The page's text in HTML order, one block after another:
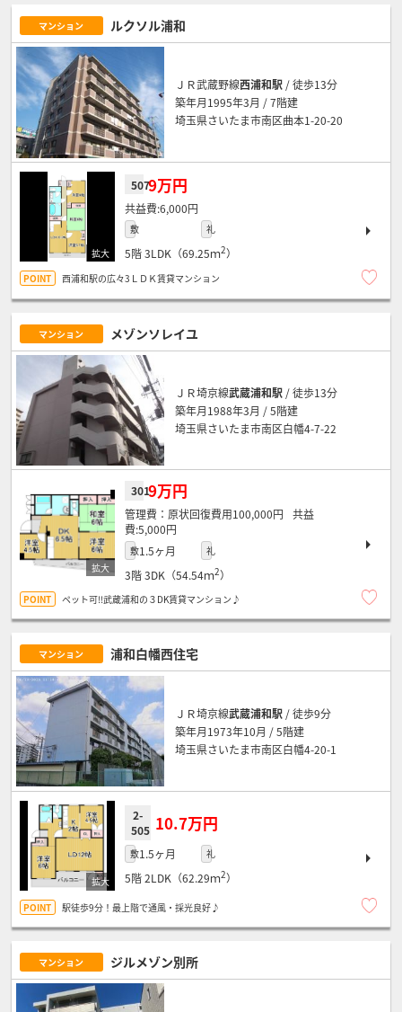
マンション ルクソル浦和
ＪＲ武蔵野線西浦和駅 / 徒歩13分
築年月1995年3月 / 7階建
埼玉県さいたま市南区曲本1-20-20
5079万円
6,000円
敷 礼
5階3LDK（69.25ｍ2）
西浦和駅の広々3ＬＤＫ賃貸マンション
マンション メゾンソレイユ
ＪＲ埼京線武蔵浦和駅 / 徒歩13分
築年月1988年3月 / 5階建
埼玉県さいたま市南区白幡4-7-22
3019万円
原状回復費用100,000円
5,000円
敷1.5ヶ月 礼
3階3DK（54.54ｍ2）
ペット可!!武蔵浦和の３DK賃貸マンション♪
マンション 浦和白幡西住宅
ＪＲ埼京線武蔵浦和駅 / 徒歩9分
築年月1973年10月 / 5階建
埼玉県さいたま市南区白幡4-20-1
2-
505 10.7万円
敷1.5ヶ月 礼
5階2LDK（62.29ｍ2）
駅徒歩9分！最上階で通風・採光良好♪
マンション ジルメゾン別所